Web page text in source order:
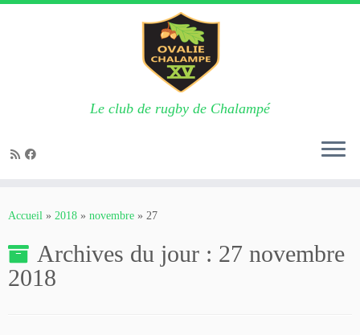
Le club de rugby de Chalampé
Accueil » 2018 » novembre » 27
Archives du jour : 27 novembre
2018